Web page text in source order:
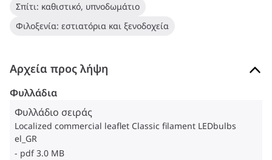
Σπίτι: καθιστικό, υπνοδωμάτιο
Φιλοξενία: εστιατόρια και ξενοδοχεία
Αρχεία προς λήψη
Φυλλάδια
Φυλλάδιο σειράς
Localized commercial leaflet Classic filament LEDbulbs
el_GR
pdf 3.0 MB